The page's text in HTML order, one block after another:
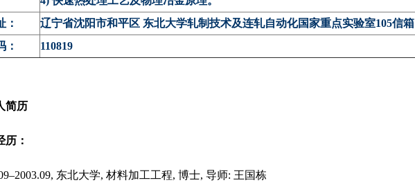
：
辽宁省沈阳市和平区 东北大学轧制技术及连轧自动化国家重点实验室105信箱
：
110819
简历
历：
东北大学, 材料加工工程, 博士, 导师: 王国栋